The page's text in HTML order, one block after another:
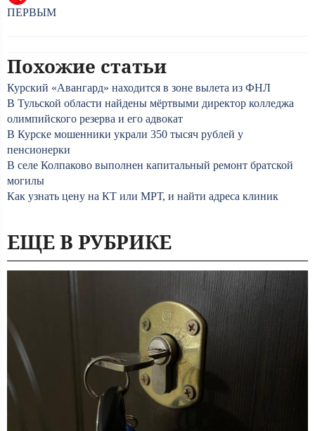
ПЕРВЫМ
Похожие статьи
Курский «Авангард» находится в зоне вылета из ФНЛ
В Тульской области найдены мёртвыми директор колледжа
олимпийского резерва и его адвокат
В Курске мошенники украли 350 тысяч рублей у
пенсионерки
В селе Колпаково выполнен капитальный ремонт братской
могилы
Как узнать цену на КТ или МРТ, и найти адреса клиник
ЕЩЕ В РУБРИКЕ